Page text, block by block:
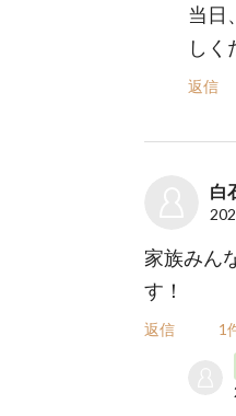
当日
しく
返信
白
家族みん
す！
返信 1